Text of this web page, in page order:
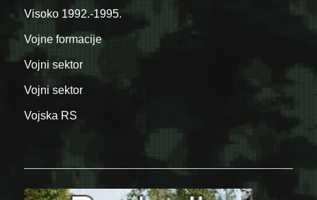
Visoko 1992.-1995.
Vojne formacije
Vojni sektor
Vojni sektor
Vojska RS